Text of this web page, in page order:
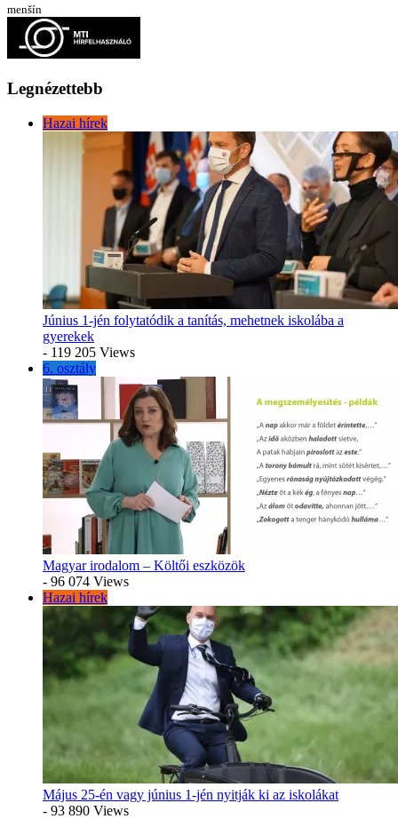
menšín
Legnézettebb
Hazai hírek
Június 1-jén folytatódik a tanítás, mehetnek iskolába a
gyerekek
- 119 205 Views
6. osztály
Magyar irodalom – Költői eszközök
- 96 074 Views
Hazai hírek
Május 25-én vagy június 1-jén nyitják ki az iskolákat
- 93 890 Views